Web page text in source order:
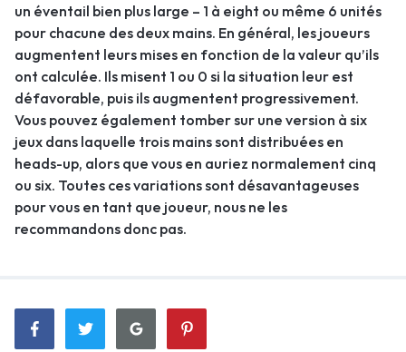
un éventail bien plus large – 1 à eight ou même 6 unités
pour chacune des deux mains. En général, les joueurs
augmentent leurs mises en fonction de la valeur qu’ils
ont calculée. Ils misent 1 ou 0 si la situation leur est
défavorable, puis ils augmentent progressivement.
Vous pouvez également tomber sur une version à six
jeux dans laquelle trois mains sont distribuées en
heads-up, alors que vous en auriez normalement cinq
ou six. Toutes ces variations sont désavantageuses
pour vous en tant que joueur, nous ne les
recommandons donc pas.